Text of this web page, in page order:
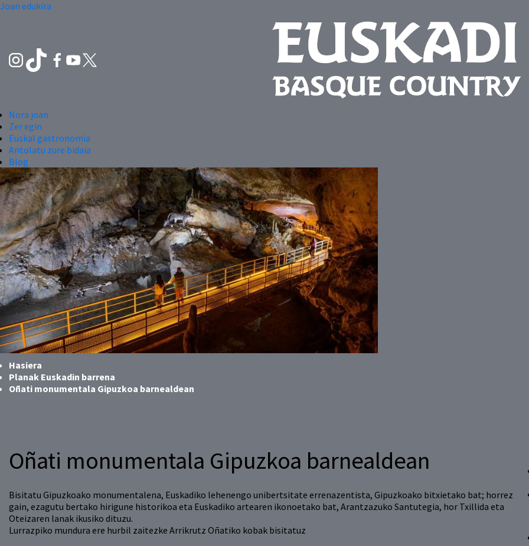
Joan edukira
Nora joan
Zer egin
Euskal gastronomia
Antolatu zure bidaia
Blog
Hasiera
Planak Euskadin barrena
Oñati monumentala Gipuzkoa barnealdean
Oñati monumentala Gipuzkoa barnealdean
Bisitatu Gipuzkoako monumentalena, Euskadiko lehenengo unibertsitate errenazentista, Gipuzkoako bitxietako bat; horrez
gain, ezagutu bertako hirigune historikoa eta Euskadiko artearen ikonoetako bat, Arantzazuko Santutegia, hor Txillida eta
Oteizaren lanak ikusiko dituzu.
Lurrazpiko mundura ere hurbil zaitezke Arrikrutz Oñatiko kobak bisitatuz